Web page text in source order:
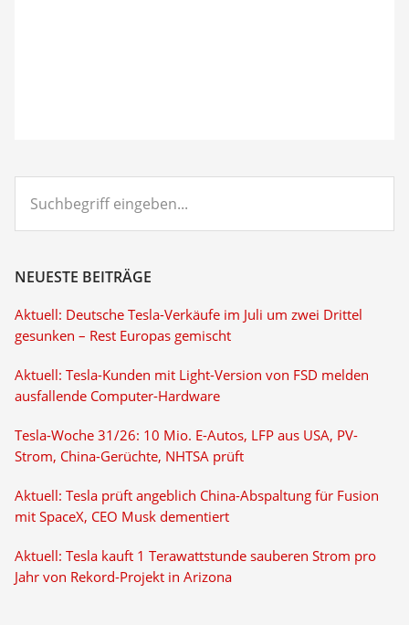
eingeben...
NEUESTE BEITRÄGE
Aktuell: Deutsche Tesla-Verkäufe im Juli um zwei Drittel
gesunken – Rest Europas gemischt
Aktuell: Tesla-Kunden mit Light-Version von FSD melden
ausfallende Computer-Hardware
Tesla-Woche 31/26: 10 Mio. E-Autos, LFP aus USA, PV-
Strom, China-Gerüchte, NHTSA prüft
Aktuell: Tesla prüft angeblich China-Abspaltung für Fusion
mit SpaceX, CEO Musk dementiert
Aktuell: Tesla kauft 1 Terawattstunde sauberen Strom pro
Jahr von Rekord-Projekt in Arizona